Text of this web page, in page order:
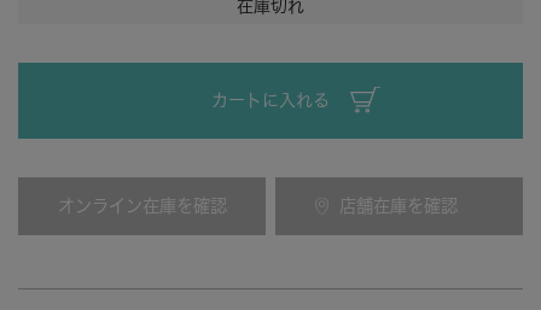
在庫切れ
カートに入れる
オンライン在庫を確認 店舗在庫を確認